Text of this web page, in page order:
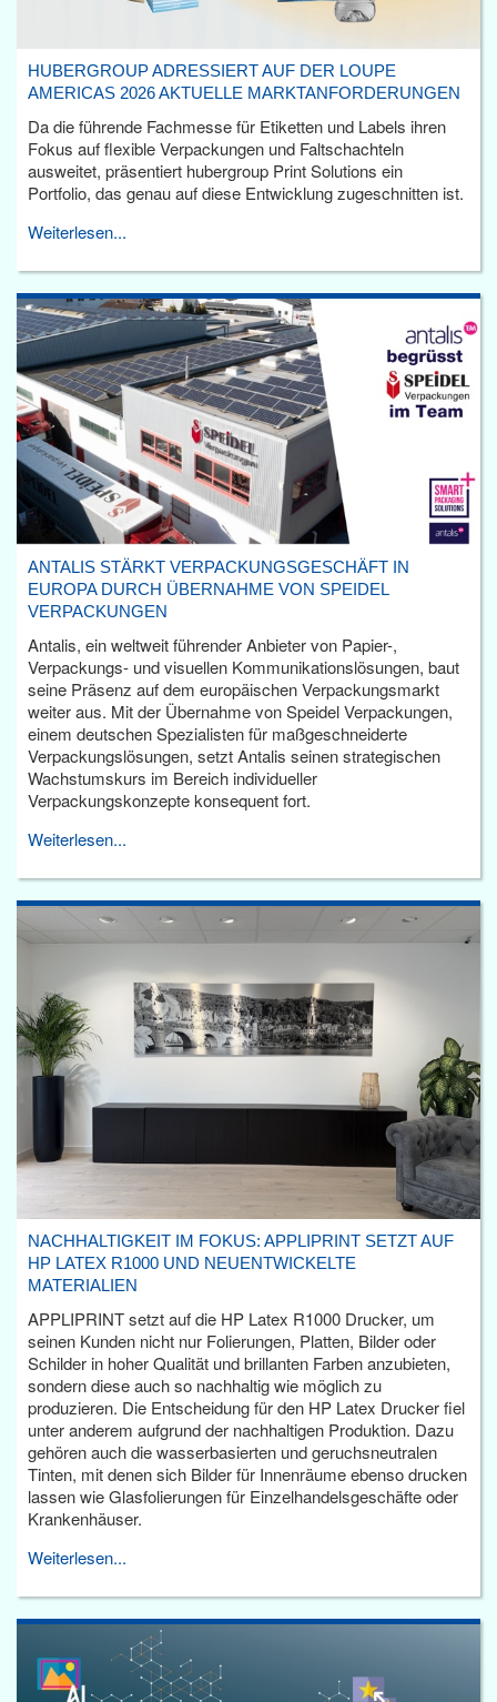
HUBERGROUP ADRESSIERT AUF DER LOUPE
AMERICAS 2026 AKTUELLE MARKTANFORDERUNGEN
Da die führende Fachmesse für Etiketten und Labels ihren
Fokus auf flexible Verpackungen und Faltschachteln
ausweitet, präsentiert hubergroup Print Solutions ein
Portfolio, das genau auf diese Entwicklung zugeschnitten ist.
Weiterlesen...
ANTALIS STÄRKT VERPACKUNGSGESCHÄFT IN
EUROPA DURCH ÜBERNAHME VON SPEIDEL
VERPACKUNGEN
Antalis, ein weltweit führender Anbieter von Papier-,
Verpackungs- und visuellen Kommunikationslösungen, baut
seine Präsenz auf dem europäischen Verpackungsmarkt
weiter aus. Mit der Übernahme von Speidel Verpackungen,
einem deutschen Spezialisten für maßgeschneiderte
Verpackungslösungen, setzt Antalis seinen strategischen
Wachstumskurs im Bereich individueller
Verpackungskonzepte konsequent fort.
Weiterlesen...
NACHHALTIGKEIT IM FOKUS: APPLIPRINT SETZT AUF
HP LATEX R1000 UND NEUENTWICKELTE
MATERIALIEN
APPLIPRINT setzt auf die HP Latex R1000 Drucker, um
seinen Kunden nicht nur Folierungen, Platten, Bilder oder
Schilder in hoher Qualität und brillanten Farben anzubieten,
sondern diese auch so nachhaltig wie möglich zu
produzieren. Die Entscheidung für den HP Latex Drucker fiel
unter anderem aufgrund der nachhaltigen Produktion. Dazu
gehören auch die wasserbasierten und geruchsneutralen
Tinten, mit denen sich Bilder für Innenräume ebenso drucken
lassen wie Glasfolierungen für Einzelhandelsgeschäfte oder
Krankenhäuser.
Weiterlesen...